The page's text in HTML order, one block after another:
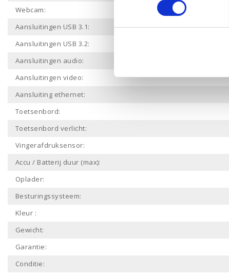
Webcam:
Aansluitingen USB 3.1:
Aansluitingen USB 3.2:
Aansluitingen audio:
Aansluitingen video:
Aansluiting ethernet:
Toetsenbord:
Toetsenbord verlicht:
Vingerafdruksensor:
Accu / Batterij duur (max):
Oplader:
Besturingssysteem:
Kleur :
Gewicht:
Garantie:
Conditie: